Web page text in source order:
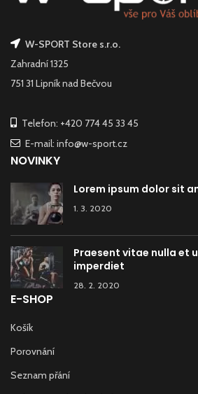
W-SPORT Store s.r.o.
Zahradní 1325
751 31 Lipník nad Bečvou
Telefon: +420 774 45 33 45
E-mail: info@w-sport.cz
NOVINKY
Lorem ipsum dolor sit
1. 3. 2020
Praesent vitae nulla et
imperdiet
28. 2. 2020
E-SHOP
Košík
Porovnání
Seznam přání